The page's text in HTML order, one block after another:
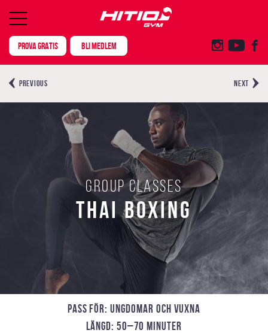
PROVA GRATIS BLI MEDLEM
PREVIOUS NEXT
Group classes
THAI BOXING
PASS FÖR: UNGDOMAR OCH VUXNA
LÄNGD: 50–70 MINUTER